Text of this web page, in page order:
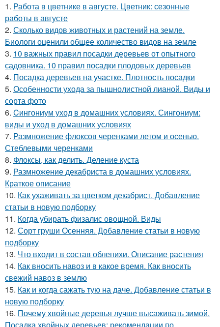
1. Работа в цветнике в августе. Цветник: сезонные
работы в августе
2. Сколько видов животных и растений на земле.
Биологи оценили общее количество видов на земле
3. 10 важных правил посадки деревьев от опытного
садовника. 10 правил посадки плодовых деревьев
4. Посадка деревьев на участке. Плотность посадки
5. Особенности ухода за пышнолистной лианой. Виды и
сорта фото
6. Cингониум уход в домашних условиях. Сингониум:
виды и уход в домашних условиях
7. Размножение флоксов черенками летом и осенью.
Стеблевыми черенками
8. Флоксы, как делить. Деление куста
9. Размножение декабриста в домашних условиях.
Краткое описание
10. Как ухаживать за цветком декабрист. Добавление
статьи в новую подборку
11. Когда убирать физалис овощной. Виды
12. Сорт груши Осенняя. Добавление статьи в новую
подборку
13. Что входит в состав облепихи. Описание растения
14. Как вносить навоз и в какое время. Как вносить
свежий навоз в землю
15. Как и когда сажать тую на даче. Добавление статьи в
новую подборку
16. Почему хвойные деревья лучше высаживать зимой.